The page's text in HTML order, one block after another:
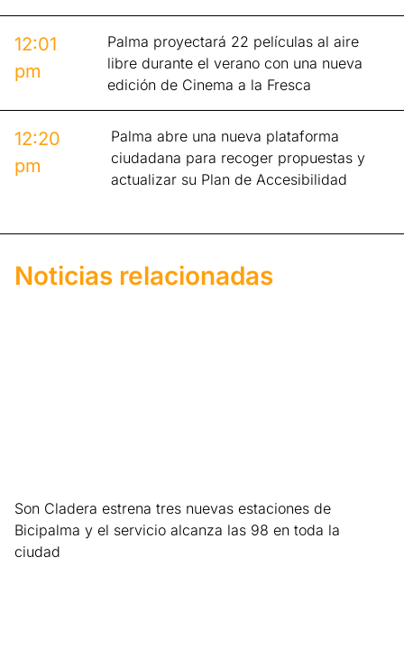
12:01
pm
Palma proyectará 22 películas al aire
libre durante el verano con una nueva
edición de Cinema a la Fresca
12:20
pm
Palma abre una nueva plataforma
ciudadana para recoger propuestas y
actualizar su Plan de Accesibilidad
Noticias relacionadas
Son Cladera estrena tres nuevas estaciones de
Bicipalma y el servicio alcanza las 98 en toda la
ciudad